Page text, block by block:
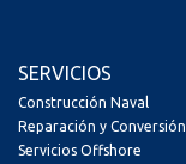
SERVICIOS
Construcción Naval
Reparación y Conversión
Servicios Offshore